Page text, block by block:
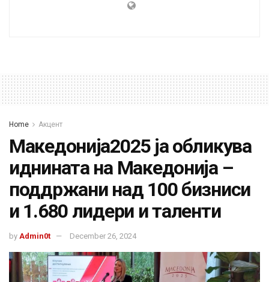
Home Акцент
Македонија2025 ја обликува
иднината на Македонија –
поддржани над 100 бизниси
и 1.680 лидери и таленти
by Admin0t December 26, 2024